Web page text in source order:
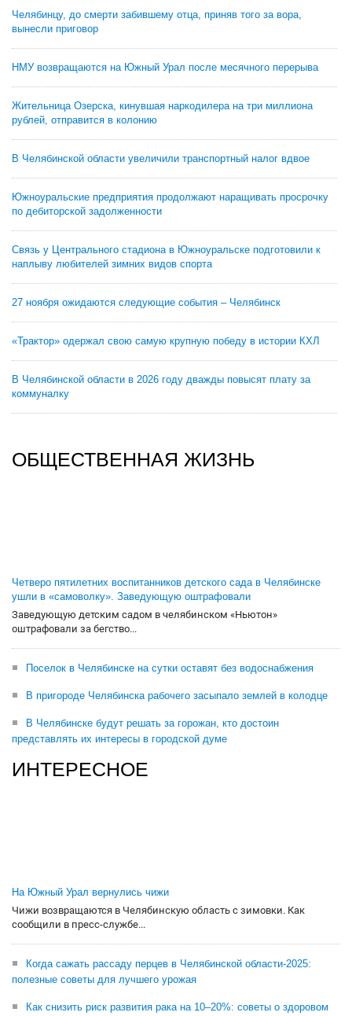
Челябинцу, до смерти забившему отца, приняв того за вора,
вынесли приговор
НМУ возвращаются на Южный Урал после месячного перерыва
Жительница Озерска, кинувшая наркодилера на три миллиона
рублей, отправится в колонию
В Челябинской области увеличили транспортный налог вдвое
Южноуральские предприятия продолжают наращивать просрочку
по дебиторской задолженности
Связь у Центрального стадиона в Южноуральске подготовили к
наплыву любителей зимних видов спорта
27 ноября ожидаются следующие события – Челябинск
«Трактор» одержал свою самую крупную победу в истории КХЛ
В Челябинской области в 2026 году дважды повысят плату за
коммуналку
ОБЩЕСТВЕННАЯ ЖИЗНЬ
Четверо пятилетних воспитанников детского сада в Челябинске
ушли в «самоволку». Заведующую оштрафовали
Заведующую детским садом в челябинском «Ньютон»
оштрафовали за бегство...
Поселок в Челябинске на сутки оставят без водоснабжения
В пригороде Челябинска рабочего засыпало землей в колодце
В Челябинске будут решать за горожан, кто достоин
представлять их интересы в городской думе
ИНТЕРЕСНОЕ
На Южный Урал вернулись чижи
Чижи возвращаются в Челябинскую область с зимовки. Как
сообщили в пресс-службе...
Когда сажать рассаду перцев в Челябинской области-2025:
полезные советы для лучшего урожая
Как снизить риск развития рака на 10–20%: советы о здоровом